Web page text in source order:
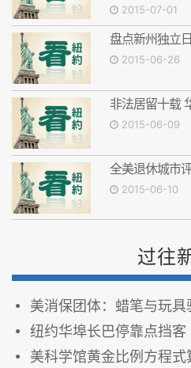
2015-07-01
盘点新州独立
2015-06-26
非法居留十载
2015-06-09
全美退休城市
2015-06-10
过往
美消保团体：蜡笔与玩具
纽约华埠长巴停靠点挡
美科学馆黄金比例方程